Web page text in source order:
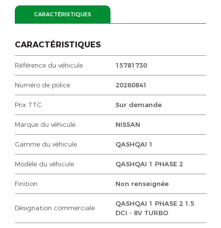
CARACTÉRISTIQUES
CARACTÉRISTIQUES
Référence du véhicule 15781730
Numéro de police 20260841
Prix TTC Sur demande
Marque du véhicule NISSAN
Gamme du véhicule QASHQAI 1
Modèle du véhicule QASHQAI 1 PHASE 2
Finition Non renseignée
Désignation commerciale
QASHQAI 1 PHASE 2 1.5
DCI - 8V TURBO